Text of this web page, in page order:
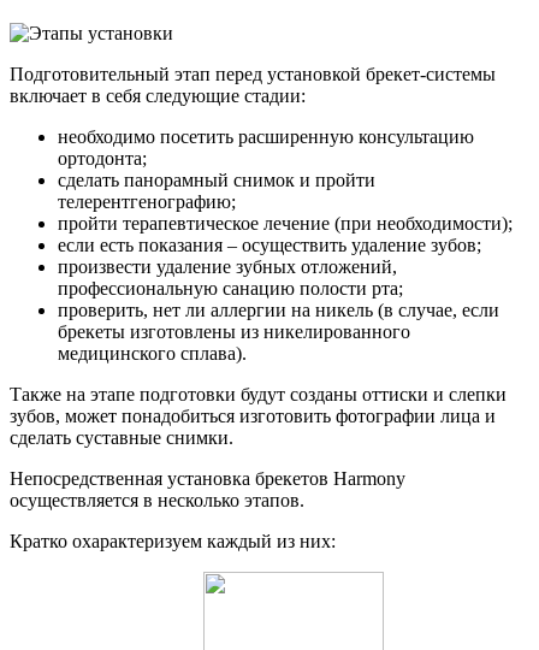
Подготовительный этап перед установкой брекет-системы
включает в себя следующие стадии:
необходимо посетить расширенную консультацию
ортодонта;
сделать панорамный снимок и пройти
телерентгенографию;
пройти терапевтическое лечение (при необходимости);
если есть показания – осуществить удаление зубов;
произвести удаление зубных отложений,
профессиональную санацию полости рта;
проверить, нет ли аллергии на никель (в случае, если
брекеты изготовлены из никелированного
медицинского сплава).
Также на этапе подготовки будут созданы оттиски и слепки
зубов, может понадобиться изготовить фотографии лица и
сделать суставные снимки.
Непосредственная установка брекетов Harmony
осуществляется в несколько этапов.
Кратко охарактеризуем каждый из них: